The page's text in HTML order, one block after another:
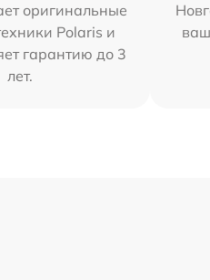
оригинальные
Polaris и
гарантию до 3
лет.